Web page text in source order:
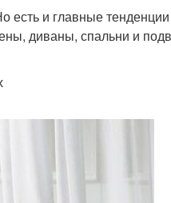
есть и главные
диваны, спальни и